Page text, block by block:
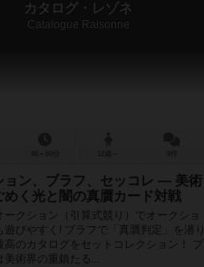
カタログ・レゾネ
Catalogue Raisonne
ョン、ブラフ、セッコレ ― 美術
めく光と闇の真贋カード対戦
ークション（引算式競り）でオークショ
遊びやすく! ブラフで「真贋判定」を潜り
高のカタログをセットコレクション！ プ
美術界の重鎮たる...